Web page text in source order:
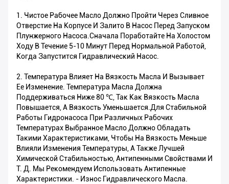
1. Чистое Рабочее Масло Должно Пройти Через Сливное
Отверстие На Корпусе И Залито В Насос Перед Запуском
Плунжерного Насоса.Сначала Поработайте На Холостом
Ходу В Течение 5-10 Минут Перед Нормальной Работой,
Когда Запустится Гидравлический Насос.
2. Температура Влияет На Вязкость Масла И Вызывает
Ее Изменение. Температура Масла Должна
Поддерживаться Ниже 80 ℃, Так Как Вязкость Масла
Повышается, А Вязкость Уменьшается.Для Стабильной
Работы Гидронасоса При Различных Рабочих
Температурах Выбранное Масло Должно Обладать
Такими Характеристиками, Чтобы На Вязкость Меньше
Влияли Изменения Температуры, А Также Лучшей
Химической Стабильностью, Антипенными Свойствами И
Т. Д. Мы Рекомендуем Использовать Антипенные
Характеристики. - Износ Гидравлического Масла.